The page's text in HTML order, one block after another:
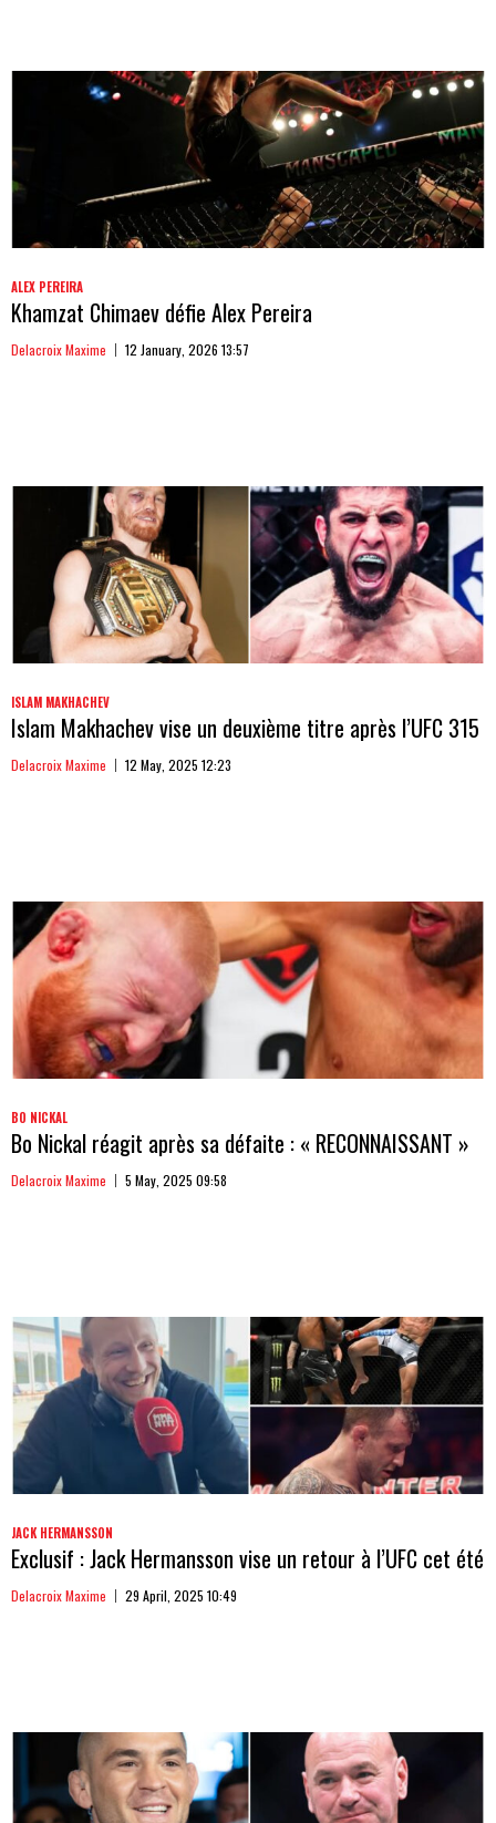
ALEX PEREIRA
Khamzat Chimaev défie Alex Pereira
Delacroix Maxime 12 January, 2026 13:57
ISLAM MAKHACHEV
Islam Makhachev vise un deuxième titre après l’UFC 315
Delacroix Maxime 12 May, 2025 12:23
BO NICKAL
Bo Nickal réagit après sa défaite : « RECONNAISSANT »
Delacroix Maxime 5 May, 2025 09:58
JACK HERMANSSON
Exclusif : Jack Hermansson vise un retour à l’UFC cet été
Delacroix Maxime 29 April, 2025 10:49